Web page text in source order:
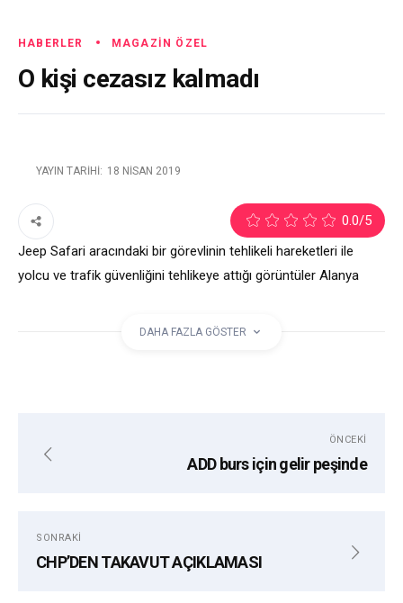
HABERLER MAGAZIN ÖZEL
O kişi cezasız kalmadı
YAYIN TARIHI: 18 NISAN 2019
0.0/5
Jeep Safari aracındaki bir görevlinin tehlikeli hareketleri ile
yolcu ve trafik güvenliğini tehlikeye attığı görüntüler Alanya
ardından Alanya Cumhuriyet Başsavcılığı’nın talimatı ile Alanya
ALANYA İLÇE EMNIYET MÜDÜRLÜĞÜ
DAHA FAZLA GÖSTER
ÖNCEKI
ADD burs için gelir peşinde
SONRAKI
CHP’DEN TAKAVUT AÇIKLAMASI